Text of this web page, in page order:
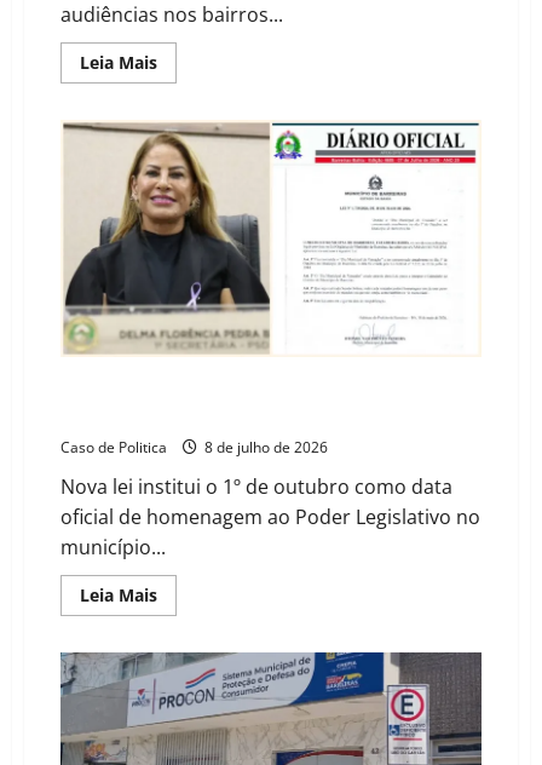
audiências nos bairros...
Leia MaisRead
more
2027:
Otoniel
veta
demandas
coletadas
nos
bairros
isola
prefeitura
das
reais
necessidades
da
Caso de Politica 8 de julho de 2026
Nova lei institui o 1º de outubro como data
oficial de homenagem ao Poder Legislativo no
município...
Leia MaisRead
more
sanciona
projeto
de
Delmah
Pedra
que